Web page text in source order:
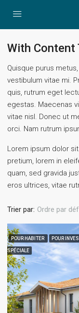
With Content
Quisque purus
vestibulum vitae mi.
quis, rutrum eget
egestas. Maecenas
vitae nisl. Donec ut
orci. Nam rutrum
Lorem ipsum dolor
pretium, lorem in
quam, sed gravida
eros ultrices, vitae
Trier par: Ordre par
POUR HABITER POUR
SPÉCIALE